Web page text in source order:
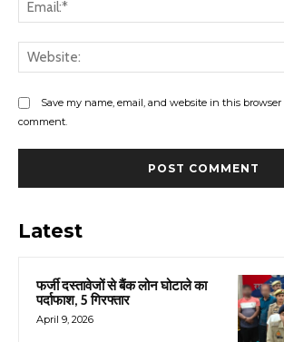
Save my name, email, and website in this
comment.
Latest
फर्जी दस्तावेजों से बैंक लोन घोटाले का
पर्दाफाश, 5 गिरफ्तार
April 9, 2026